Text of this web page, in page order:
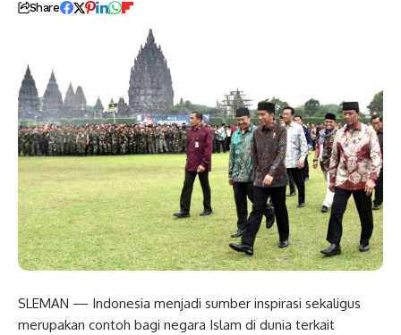
Share
SLEMAN — Indonesia menjadi sumber inspirasi sekaligus
merupakan contoh bagi negara Islam di dunia terkait